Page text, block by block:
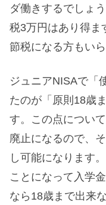
ダ働きするでしょ
税3万円はあり得ま
節税になる方もい
ジュニアNISAで「
たのが「原則18歳
す。この点につい
廃止になるので、
し可能になります
ことになって入学
なら18歳まで出来